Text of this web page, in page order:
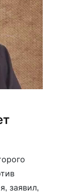
заявил,